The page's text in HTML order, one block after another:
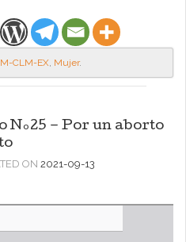
M-CLM-EX, Mujer.
– Por un aborto
ON 2021-09-13